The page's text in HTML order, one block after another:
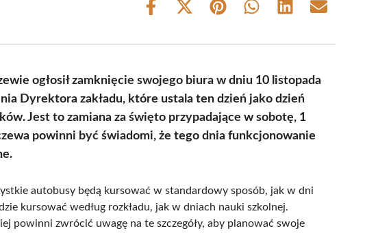
Share
Share
(Twitter)
Share Share Share Share
ogłosił zamknięcie swojego biura w dniu 10 listopada
Dyrektora zakładu, które ustala ten dzień jako dzień
Jest to zamiana za święto przypadające w sobotę, 1
powinni być świadomi, że tego dnia funkcjonowanie
autobusy będą kursować w standardowy sposób, jak w dni
kursować według rozkładu, jak w dniach nauki szkolnej.
powinni zwrócić uwagę na te szczegóły, aby planować swoje